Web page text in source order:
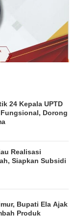
24 Kepala UPTD
Dorong
Realisasi
Siapkan Subsidi
Bupati Ela Ajak
Produk